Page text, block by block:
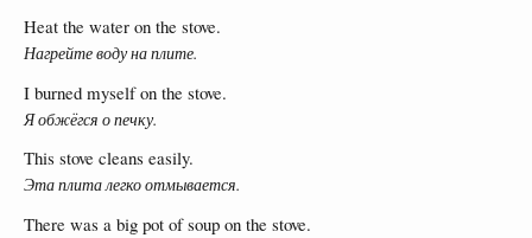
Heat the water on the stove.
Нагрейте воду на плите.
I burned myself on the stove.
Я обжёгся о печку.
This stove cleans easily.
Эта плита легко отмывается.
There was a big pot of soup on the stove.